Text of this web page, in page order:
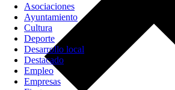
Asociaciones
Ayuntamiento
Cultura
Deporte
Desarrollo local
Destacado
Empleo
Empresas